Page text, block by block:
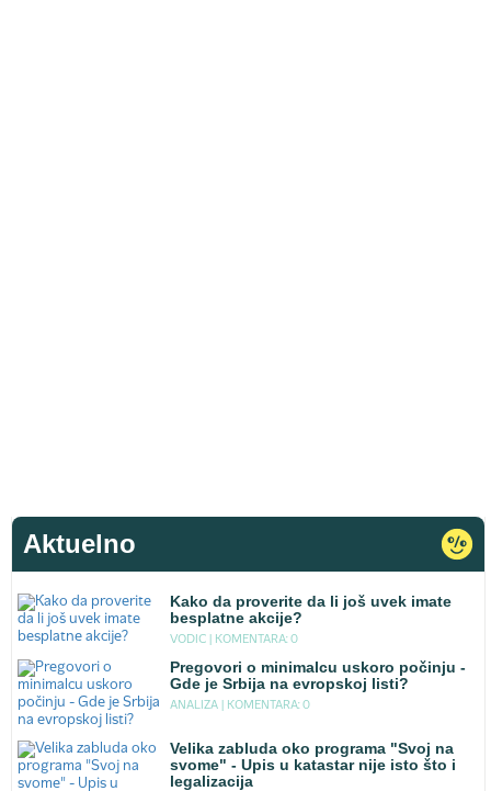
Aktuelno
Kako da proverite da li još uvek imate
besplatne akcije?
VODIC | KOMENTARA: 0
Pregovori o minimalcu uskoro počinju -
Gde je Srbija na evropskoj listi?
ANALIZA | KOMENTARA: 0
Velika zabluda oko programa "Svoj na
svome" - Upis u katastar nije isto što i
legalizacija